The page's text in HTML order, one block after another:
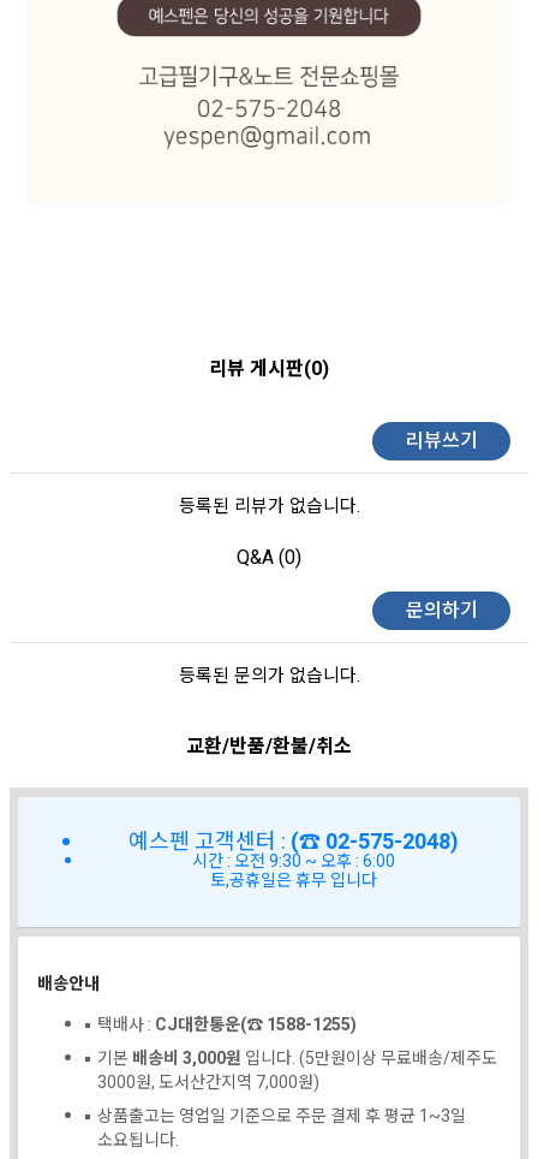
리뷰 게시판(0)
리뷰쓰기
등록된 리뷰가 없습니다.
Q&A (0)
문의하기
등록된 문의가 없습니다.
교환/반품/환불/취소
예스펜 고객센터 : (☎ 02-575-2048)
시간 : 오전 9:30 ~ 오후 : 6:00
토,공휴일은 휴무 입니다
배송안내
택배사 : CJ대한통운(☎ 1588-1255)
기본 배송비 3,000원 입니다. (5만원이상 무료배송/제주도
3000원, 도서산간지역 7,000원)
상품출고는 영업일 기준으로 주문 결제 후 평균 1~3일
소요됩니다.